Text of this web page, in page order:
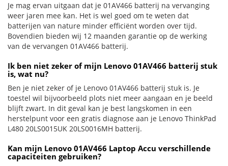
Je mag ervan uitgaan dat je 01AV466 batterij na vervanging
weer jaren mee kan. Het is wel goed om te weten dat
batterijen van nature minder efficiënt worden over tijd.
Bovendien bieden wij 12 maanden garantie op de werking
van de vervangen 01AV466 batterij.
Ik ben niet zeker of mijn Lenovo 01AV466 batterij stuk
is, wat nu?
Ben je niet zeker of je Lenovo 01AV466 batterij stuk is. Je
toestel wil bijvoorbeeld plots niet meer aangaan en je beeld
blijft zwart. In dit geval kan je best langskomen in een
herstelpunt voor een gratis diagnose aan je Lenovo ThinkPad
L480 20LS0015UK 20LS0016MH batterij.
Kan mijn Lenovo 01AV466 Laptop Accu verschillende
capaciteiten gebruiken?